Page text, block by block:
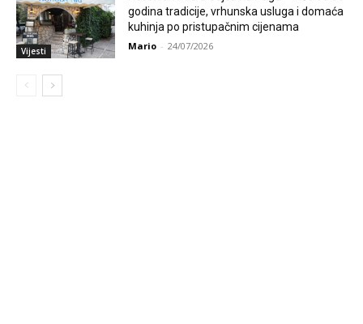
Vijesti
godina tradicije, vrhunska usluga i domaća
kuhinja po pristupačnim cijenama
Mario - 24/07/2026